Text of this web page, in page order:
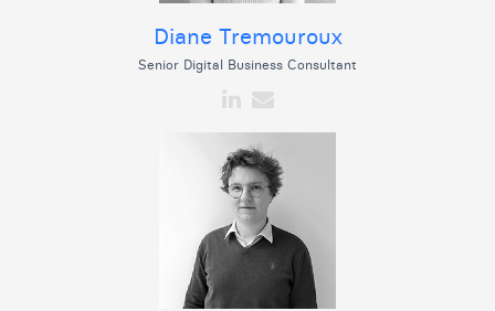
Diane Tremouroux
Senior Digital Business Consultant